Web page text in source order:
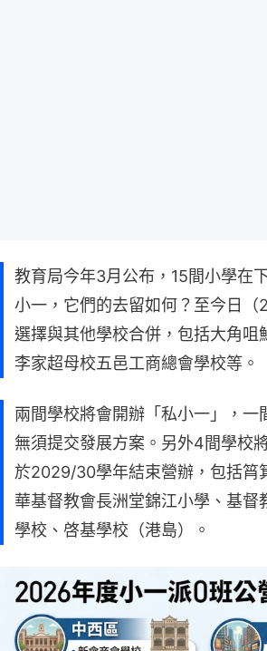
教育局今年3月公布，15間小學在
小一，它們的去留如何？至今日（
選擇與其他學校合併，包括大角咀
李家超母校五邑工商總會學校等。
兩間學校將會開辦「私小一」，一
無須提交發展方案。另外4間學校
於2029/30學年結束營辦，包括筲
華基督教會長洲堂錦江小學、基督
學校、啓基學校（港島）。